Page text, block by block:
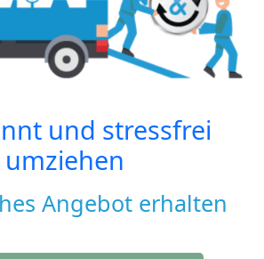
und stressfrei
umziehen
Angebot erhalten